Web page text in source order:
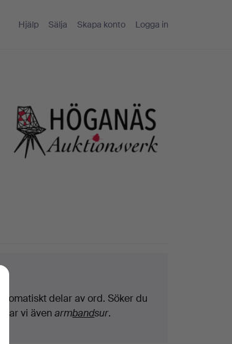
Hjälp Sälja Skapa konto Logga in
delar av ord. Söker du
vi ävenarmbandsur.